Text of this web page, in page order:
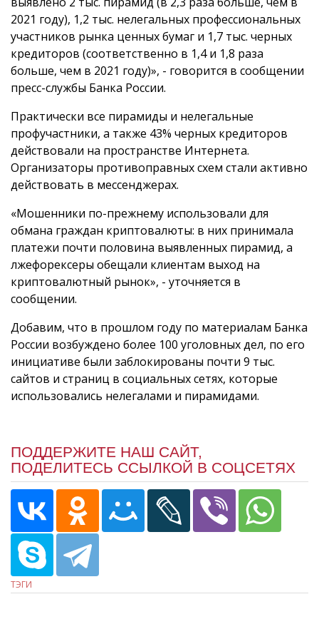
2021 году), 1,2 тыс. нелегальных профессиональных
участников рынка ценных бумаг и 1,7 тыс. черных
кредиторов (соответственно в 1,4 и 1,8 раза
больше, чем в 2021 году)», - говорится в сообщении
пресс-службы Банка России.
Практически все пирамиды и нелегальные
профучастники, а также 43% черных кредиторов
действовали на пространстве Интернета.
Организаторы противоправных схем стали активно
действовать в мессенджерах.
«Мошенники по-прежнему использовали для
обмана граждан криптовалюты: в них принимала
платежи почти половина выявленных пирамид, а
лжефорексеры обещали клиентам выход на
криптовалютный рынок», - уточняется в
сообщении.
Добавим, что в прошлом году по материалам Банка
России возбуждено более 100 уголовных дел, по его
инициативе были заблокированы почти 9 тыс.
сайтов и страниц в социальных сетях, которые
использовались нелегалами и пирамидами.
ПОДДЕРЖИТЕ НАШ САЙТ,
ПОДЕЛИТЕСЬ ССЫЛКОЙ В СОЦСЕТЯХ
ТЭГИ